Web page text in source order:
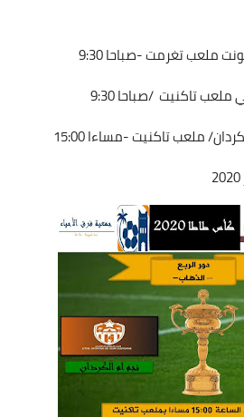
ملعب تغرمت -صباحا 9:30
تاكنيت /صباحا 9:30
ملعب تاكنيت -مساءا 15:00